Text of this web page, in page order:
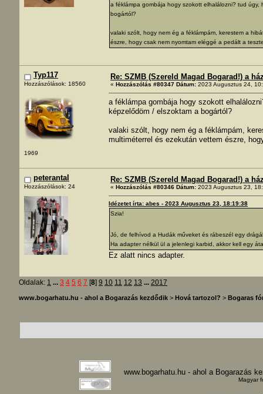
a féklámpa gombája hogy szokott elhalálozni? tud
bogártól?
valaki szólt, hogy nem ég a féklámpám, kerestem a
észre, hogy csak nem nyomtam eléggé a pedált a
Typ117
Hozzászólások: 18560
1969
Re: SZMB (Szereld Magad Bogarad!) a
« Hozzászólás #80347 Dátum: 2023 Augusztus 24,
a féklámpa gombája hogy szokott
képzelődöm / elszoktam a bogártól?
valaki szólt, hogy nem ég a féklámpám,
multiméterrel és ezekután vettem észre,
peterantal
Hozzászólások: 24
Re: SZMB (Szereld Magad Bogarad!) a
« Hozzászólás #80346 Dátum: 2023 Augusztus 23,
Idézetet írta: abes - 2023 Augusztus 23, 18:19:38
Szia!
Jó, de felhívod a Hudák műveket és rábeszél egy
Ha adapter nélkül ül a jelenlegi karbid, akkor kell egy
Ez alatt nincs adapter.
Oldalak: 1 ... 3 4 5 6 7 [8] 9 10 11 12 13 ... 2017
www.bogarhatu.hu - ahol a Bogarazás kezdődik > Hová tartozol? > Bogaras
www.bogarhatu.hu - ahol a Bogarazás
Magyar